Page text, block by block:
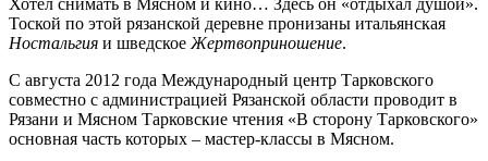
Тоской по этой рязанской деревне пронизаны итальянская
Ностальгия и шведское Жертвоприношение.
С августа 2012 года Международный центр Тарковского
совместно с администрацией Рязанской области проводит в
Рязани и Мясном Тарковские чтения «В сторону Тарковского»
основная часть которых – мастер-классы в Мясном.